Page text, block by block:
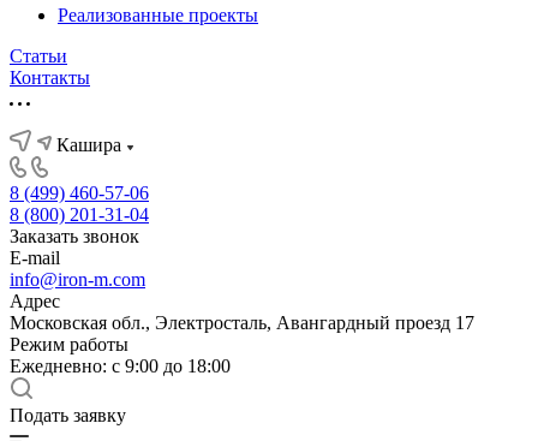
Реализованные проекты
Статьи
Контакты
Кашира
8 (499) 460-57-06
8 (800) 201-31-04
Заказать звонок
E-mail
info@iron-m.com
Адрес
Московская обл., Электросталь, Авангардный проезд 17
Режим работы
Ежедневно: с 9:00 до 18:00
Подать заявку